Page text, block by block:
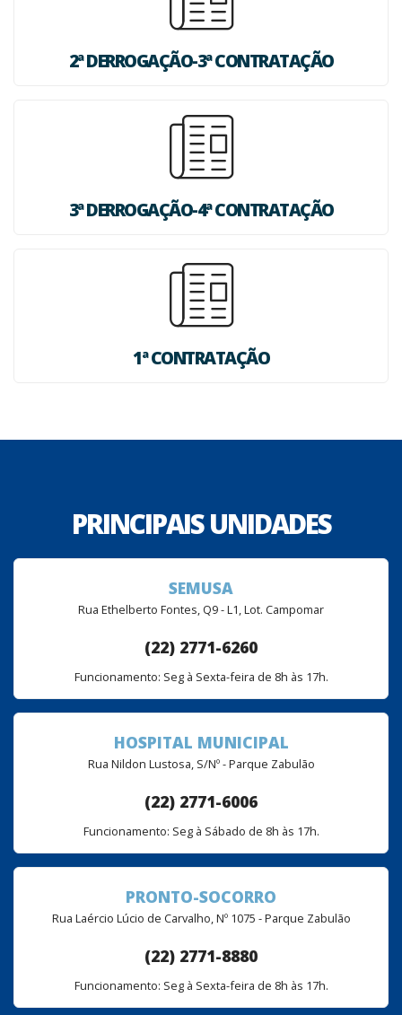
2ª DERROGAÇÃO-3ª CONTRATAÇÃO
3ª DERROGAÇÃO-4ª CONTRATAÇÃO
1ª CONTRATAÇÃO
PRINCIPAIS UNIDADES
SEMUSA
Rua Ethelberto Fontes, Q9 - L1, Lot. Campomar
(22) 2771-6260
Funcionamento: Seg à Sexta-feira de 8h às 17h.
HOSPITAL MUNICIPAL
Rua Nildon Lustosa, S/Nº - Parque Zabulão
(22) 2771-6006
Funcionamento: Seg à Sábado de 8h às 17h.
PRONTO-SOCORRO
Rua Laércio Lúcio de Carvalho, Nº 1075 - Parque Zabulão
(22) 2771-8880
Funcionamento: Seg à Sexta-feira de 8h às 17h.